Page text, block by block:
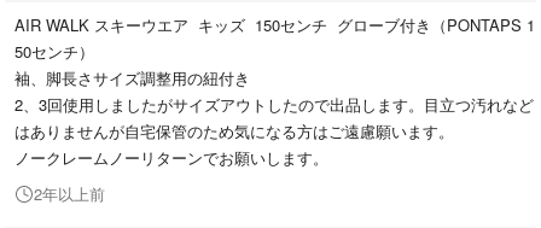
AIR WALK スキーウエア キッズ 150センチ グローブ付き（PONTAPS 1
50センチ）
袖、脚長さサイズ調整用の紐付き
2、3回使用しましたがサイズアウトしたので出品します。目立つ汚れなど
はありませんが自宅保管のため気になる方はご遠慮願います。
ノークレームノーリターンでお願いします。
2年以上前